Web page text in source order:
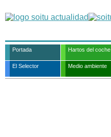
Portada Hartos del coche
El Selector Medio ambiente